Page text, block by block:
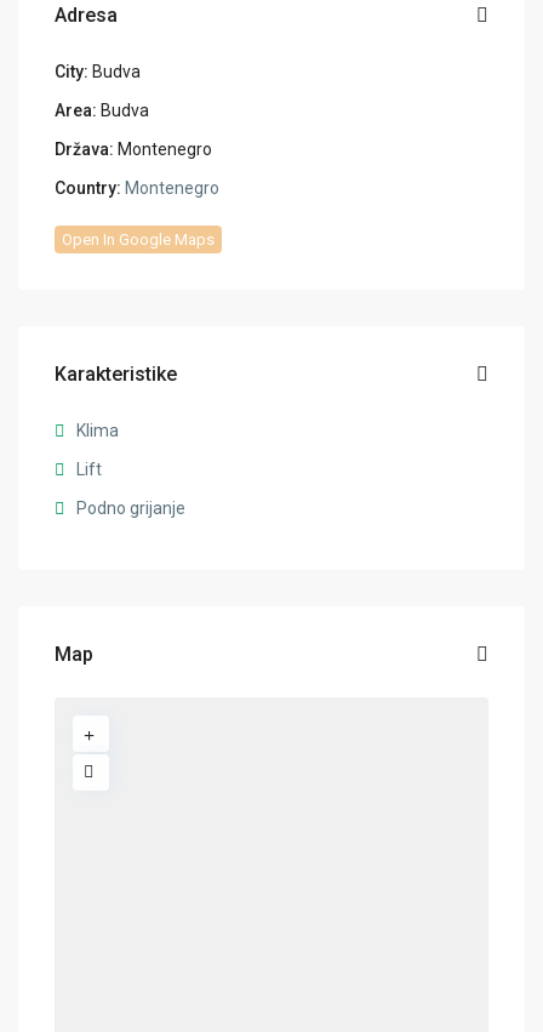
Adresa
City: Budva
Area: Budva
Država: Montenegro
Country: Montenegro
Open In Google Maps
Karakteristike
Klima
Lift
Podno grijanje
Map